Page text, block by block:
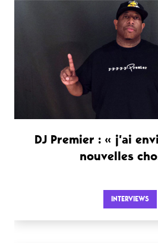
DJ Premier : « j’ai
nouvelles
INTERVIEWS